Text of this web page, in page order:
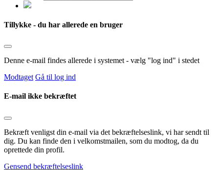
Tillykke - du har allerede en bruger
Denne e-mail findes allerede i systemet - vælg "log ind" i stedet
Modtaget Gå til log ind
E-mail ikke bekræftet
Bekræft venligst din e-mail via det bekræftelseslink, vi har sendt til
dig. Du kan finde den i velkomstmailen, som du modtog, da du
oprettede din profil.
Gensend bekræftelseslink